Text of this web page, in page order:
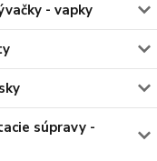
- vapky
súpravy -